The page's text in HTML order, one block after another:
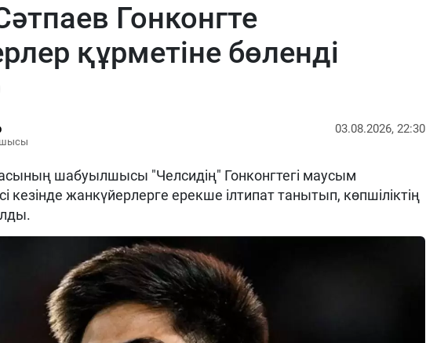
Гонконгте
құрметіне бөленді
03.08.2026, 22:30
шабуылшысы "Челсидің" Гонконгтегі маусым
кезінде жанкүйерлерге ерекше ілтипат танытып, көпшіліктің